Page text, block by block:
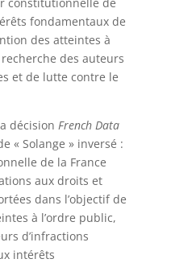
fondamentaux de
des atteintes à
des auteurs
et de lutte contre le
décision French Data
« Solange » inversé :
de la France
aux droits et
dans l’objectif de
à l’ordre public,
d’infractions
intérêts